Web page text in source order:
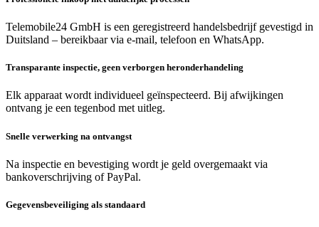
Telemobile24 GmbH is een geregistreerd handelsbedrijf gevestigd in
Duitsland – bereikbaar via e-mail, telefoon en WhatsApp.
Transparante inspectie, geen verborgen heronderhandeling
Elk apparaat wordt individueel geïnspecteerd. Bij afwijkingen
ontvang je een tegenbod met uitleg.
Snelle verwerking na ontvangst
Na inspectie en bevestiging wordt je geld overgemaakt via
bankoverschrijving of PayPal.
Gegevensbeveiliging als standaard